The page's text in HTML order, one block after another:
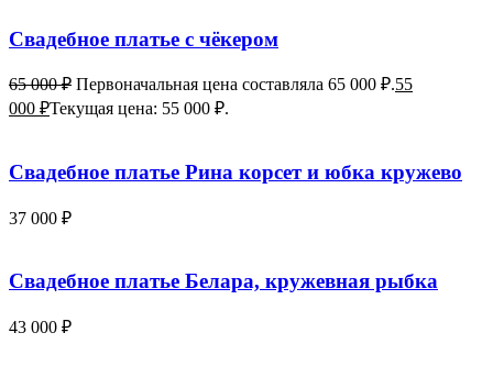
Свадебное платье с чёкером
65 000₽ Первоначальная цена составляла 65 000 ₽.55
000 ₽Текущая цена: 55 000 ₽.
Свадебное платье Рина корсет и юбка кружево
37 000 ₽
Свадебное платье Белара, кружевная рыбка
43 000 ₽